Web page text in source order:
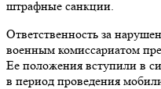
штрафные санкции.
Ответственность за
военным комиссариатом
Ее положения вступили в
в период проведения